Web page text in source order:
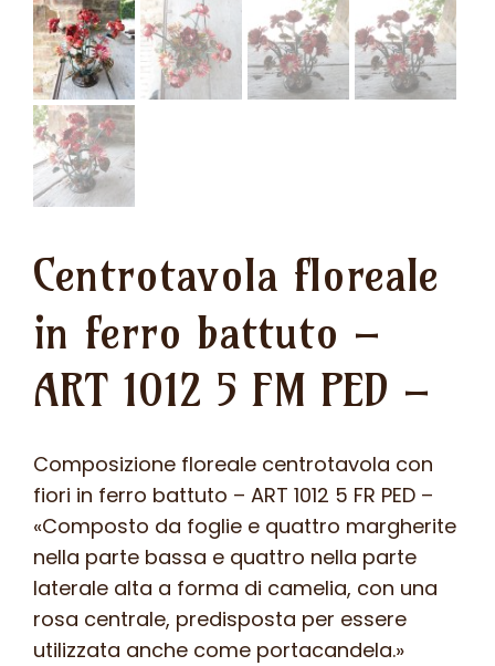
Centrotavola floreale
in ferro battuto –
ART 1012 5 FM PED –
Composizione floreale centrotavola con
fiori in ferro battuto – ART 1012 5 FR PED –
«Composto da foglie e quattro margherite
nella parte bassa e quattro nella parte
laterale alta a forma di camelia, con una
rosa centrale, predisposta per essere
utilizzata anche come portacandela.»